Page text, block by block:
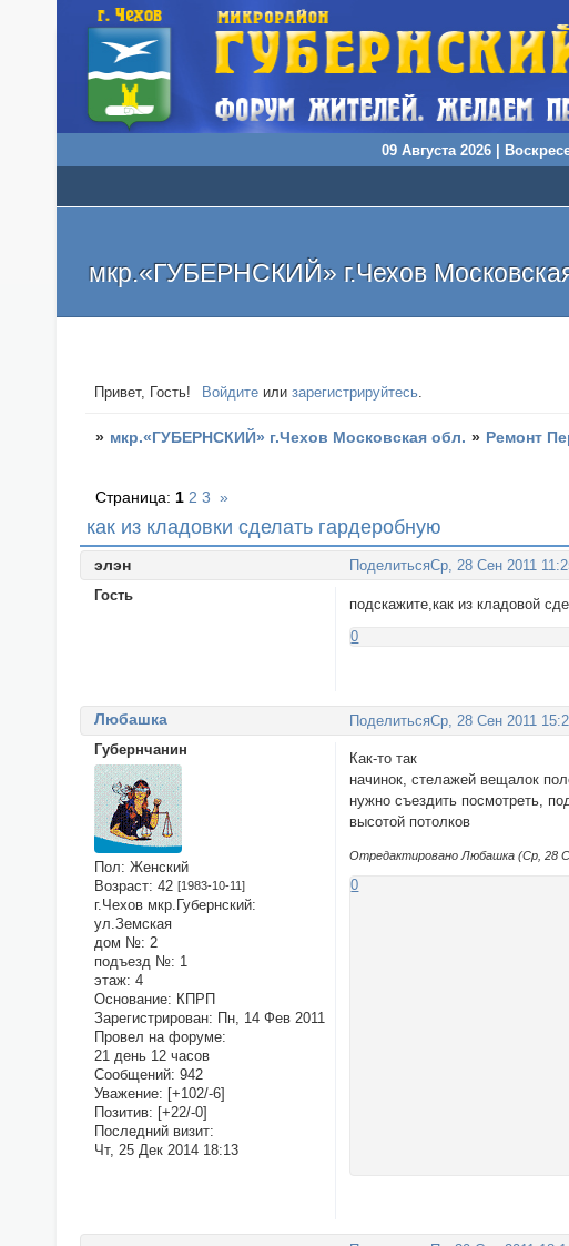
09 Августа 2026 |
мкр.«ГУБЕРНСКИЙ» г.Чехов
Привет, Гость! Войдите илизарегистрируйтесь.
» мкр.«ГУБЕРНСКИЙ» г.Чехов Московская обл. » Ремонт
как из кладовки сделать гардеробную
Страница: 1 2 3 »
ПоделитьсяСр, 28 Сен 2011
элэн
Гость
подскажите,как из кладовой
0
ПоделитьсяСр, 28 Сен 2011
Любашка
Губернчанин
Пол: Женский
Возраст: 42 [1983-10-11]
г.Чехов мкр.Губернский:
ул.Земская
дом №: 2
подъезд №: 1
этаж: 4
Основание: КПРП
Зарегистрирован: Пн, 14 Фев 2011
Провел на форуме:
21 день 12 часов
Сообщений: 942
Уважение: [+102/-6]
Позитив: [+22/-0]
Последний визит:
Чт, 25 Дек 2014 18:13
Как-то так
начинок, стелажей вещалок
нужно съездить посмотреть,
высотой потолков
Отредактировано Любашка (Ср, 28
0